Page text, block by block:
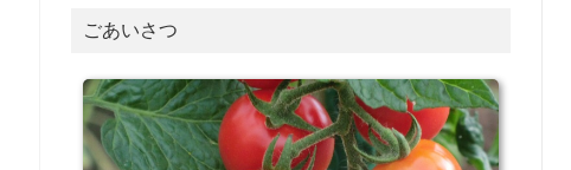
ごあいさつ